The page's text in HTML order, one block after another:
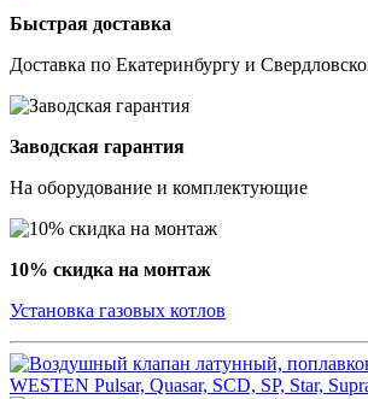
Быстрая доставка
Доставка по Екатеринбургу и
Заводская гарантия
На оборудование и комплектующие
10% скидка на монтаж
Установка газовых котлов